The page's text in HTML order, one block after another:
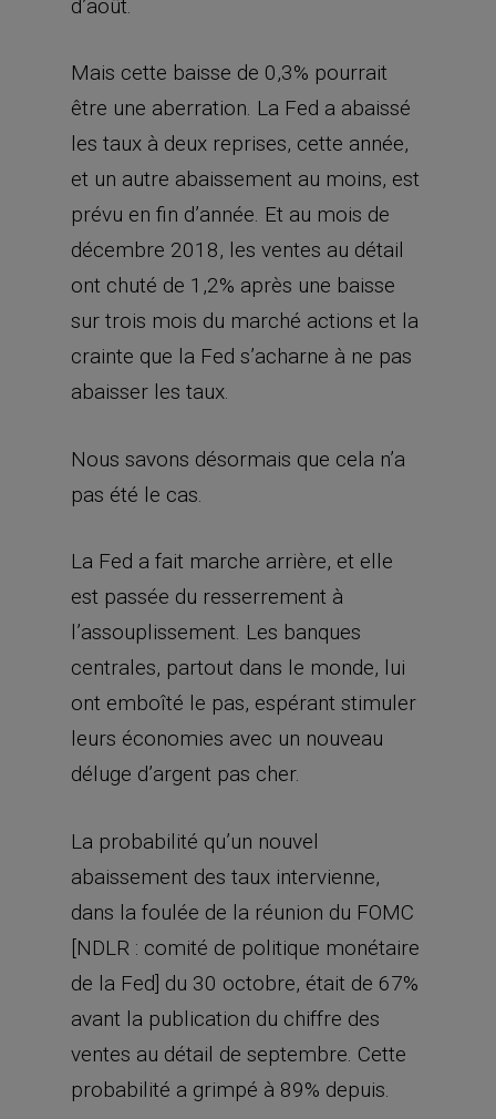
d’août.
Mais cette baisse de 0,3% pourrait
être une aberration. La Fed a abaissé
les taux à deux reprises, cette année,
et un autre abaissement au moins, est
prévu en fin d’année. Et au mois de
décembre 2018, les ventes au détail
ont chuté de 1,2% après une baisse
sur trois mois du marché actions et la
crainte que la Fed s’acharne à ne pas
abaisser les taux.
Nous savons désormais que cela n’a
pas été le cas.
La Fed a fait marche arrière, et elle
est passée du resserrement à
l’assouplissement. Les banques
centrales, partout dans le monde, lui
ont emboîté le pas, espérant stimuler
leurs économies avec un nouveau
déluge d’argent pas cher.
La probabilité qu’un nouvel
abaissement des taux intervienne,
dans la foulée de la réunion du FOMC
[NDLR : comité de politique monétaire
de la Fed] du 30 octobre, était de 67%
avant la publication du chiffre des
ventes au détail de septembre. Cette
probabilité a grimpé à 89% depuis.